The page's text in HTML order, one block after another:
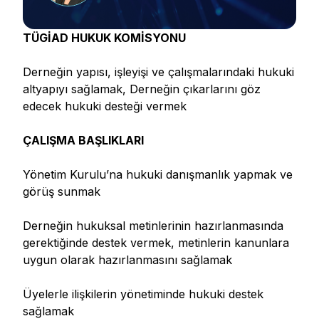
TÜGİAD HUKUK KOMİSYONU
Derneğin yapısı, işleyişi ve çalışmalarındaki hukuki
altyapıyı sağlamak, Derneğin çıkarlarını göz
edecek hukuki desteği vermek
ÇALIŞMA BAŞLIKLARI
Yönetim Kurulu’na hukuki danışmanlık yapmak ve
görüş sunmak
Derneğin hukuksal metinlerinin hazırlanmasında
gerektiğinde destek vermek, metinlerin kanunlara
uygun olarak hazırlanmasını sağlamak
Üyelerle ilişkilerin yönetiminde hukuki destek
sağlamak